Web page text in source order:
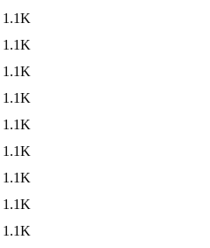
1.1K
1.1K
1.1K
1.1K
1.1K
1.1K
1.1K
1.1K
1.1K